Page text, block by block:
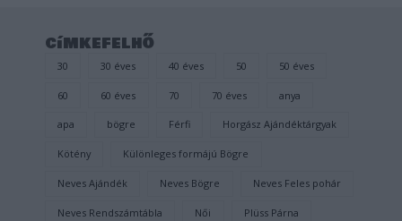
címkefelhő
30 30 éves 40 éves 50 50 éves
60 60 éves 70 70 éves anya
apa bögre Férfi Horgász Ajándéktárgyak
Kötény Különleges formájú Bögre
Neves Ajándék Neves Bögre Neves Feles pohár
Neves Rendszámtábla Női Plüss Párna